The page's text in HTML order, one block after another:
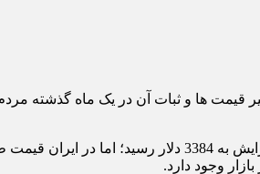
ها و ثبات آن در یک ماه گذشته
رئیس اتحادیه صنف سازندگان و فروشندگان طلا و جواهر تهران گفت:
وجود دارد.